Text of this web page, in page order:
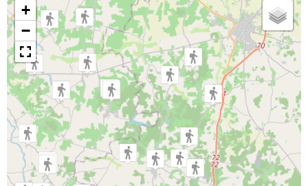
Trier par
Horodatage Photos
+
−